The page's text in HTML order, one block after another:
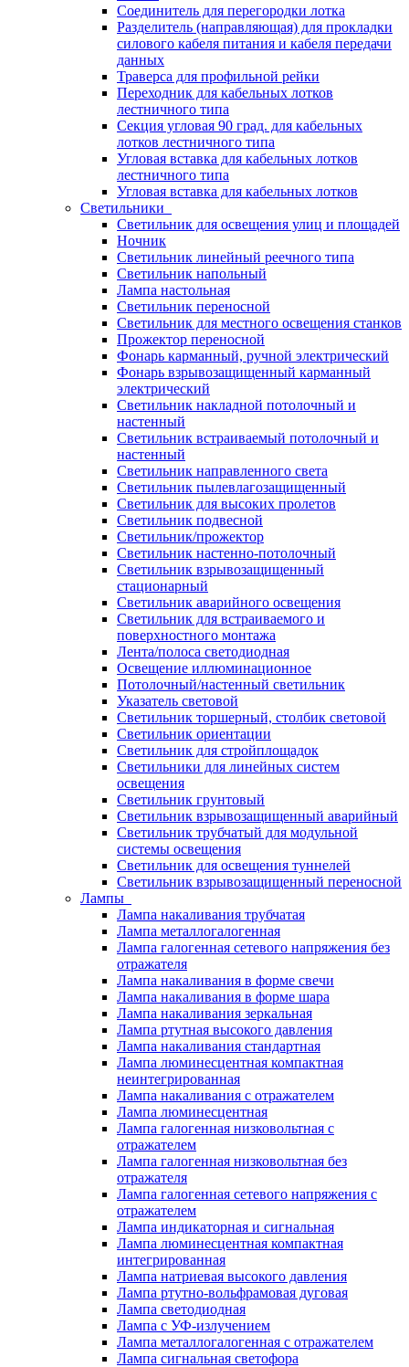
Соединитель для перегородки лотка
Разделитель (направляющая) для прокладки
силового кабеля питания и кабеля передачи
данных
Траверса для профильной рейки
Переходник для кабельных лотков
лестничного типа
Секция угловая 90 град. для кабельных
лотков лестничного типа
Угловая вставка для кабельных лотков
лестничного типа
Угловая вставка для кабельных лотков
Светильники
Светильник для освещения улиц и площадей
Ночник
Светильник линейный реечного типа
Светильник напольный
Лампа настольная
Светильник переносной
Светильник для местного освещения станков
Прожектор переносной
Фонарь карманный, ручной электрический
Фонарь взрывозащищенный карманный
электрический
Светильник накладной потолочный и
настенный
Светильник встраиваемый потолочный и
настенный
Светильник направленного света
Светильник пылевлагозащищенный
Светильник для высоких пролетов
Светильник подвесной
Светильник/прожектор
Светильник настенно-потолочный
Светильник взрывозащищенный
стационарный
Светильник аварийного освещения
Светильник для встраиваемого и
поверхностного монтажа
Лента/полоса светодиодная
Освещение иллюминационное
Потолочный/настенный светильник
Указатель световой
Светильник торшерный, столбик световой
Светильник ориентации
Светильник для стройплощадок
Светильники для линейных систем
освещения
Светильник грунтовый
Светильник взрывозащищенный аварийный
Светильник трубчатый для модульной
системы освещения
Светильник для освещения туннелей
Светильник взрывозащищенный переносной
Лампы
Лампа накаливания трубчатая
Лампа металлогалогенная
Лампа галогенная сетевого напряжения без
отражателя
Лампа накаливания в форме свечи
Лампа накаливания в форме шара
Лампа накаливания зеркальная
Лампа ртутная высокого давления
Лампа накаливания стандартная
Лампа люминесцентная компактная
неинтегрированная
Лампа накаливания с отражателем
Лампа люминесцентная
Лампа галогенная низковольтная с
отражателем
Лампа галогенная низковольтная без
отражателя
Лампа галогенная сетевого напряжения с
отражателем
Лампа индикаторная и сигнальная
Лампа люминесцентная компактная
интегрированная
Лампа натриевая высокого давления
Лампа ртутно-вольфрамовая дуговая
Лампа светодиодная
Лампа с УФ-излучением
Лампа металлогалогенная с отражателем
Лампа сигнальная светофора